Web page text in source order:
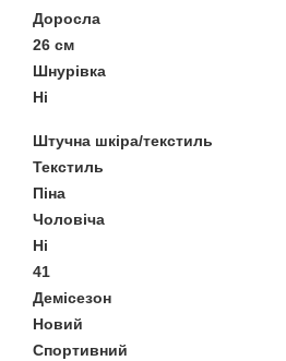
Доросла
26 см
Шнурівка
Ні
Штучна шкіра/текстиль
Текстиль
Піна
Чоловіча
Ні
41
Демісезон
Новий
Спортивний